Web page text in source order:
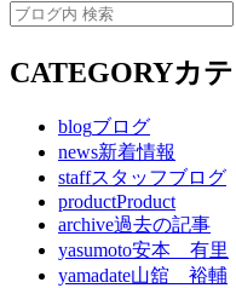
CATEGORYカ
blogブログ
news新着情報
staffスタッフブログ
productProduct
archive過去の記事
yasumoto安本 有里
yamadate山舘 裕輔